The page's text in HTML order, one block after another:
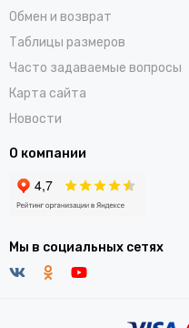
Обмен и возврат
Таблицы размеров
Часто задаваемые вопросы
Карта сайта
Новости
О компании
Мы в социальных сетях